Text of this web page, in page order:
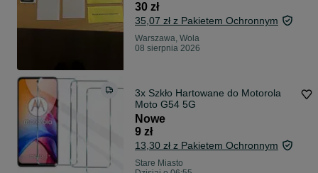
30 zł
35,07 zł z Pakietem Ochronnym
Warszawa, Wola
08 sierpnia 2026
3x Szkło Hartowane do Motorola
Moto G54 5G
Nowe
9 zł
13,30 zł z Pakietem Ochronnym
Stare Miasto